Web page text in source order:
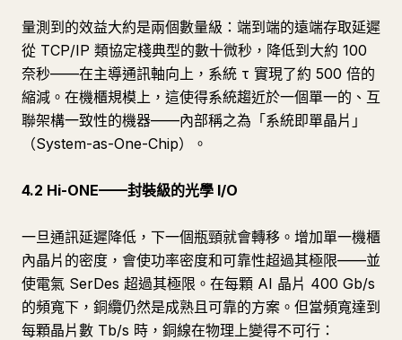
量測到的效益大約是兩個數量級：端到端的遠端存取延遲
從 TCP/IP 類協定棧典型的數十微秒，降低到大約 100
奈秒——在主導通訊軸向上，系統 τ 實現了約 500 倍的
縮減。在機櫃規模上，這使得系統趨近於一個單一的、互
聯架構一致性的機器——內部稱之為「系統即單晶片」
（System-as-One-Chip）。
4.2 Hi-ONE——封裝級的光學 I/O
一旦通訊延遲降低，下一個瓶頸就會轉移。增加單一機櫃
內晶片的密度，會使功率密度和可靠性超過其極限——並
使電氣 SerDes 超過其極限。在每顆 AI 晶片 400 Gb/s
的頻寬下，銅纜仍然是成熟且可靠的方案。但當頻寬達到
每顆晶片數 Tb/s 時，銅線在物理上變得不可行：